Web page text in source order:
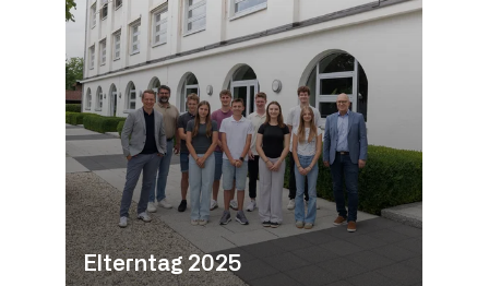
Elterntag 2025